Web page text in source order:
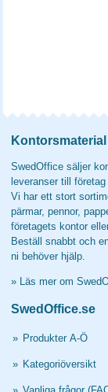
SwedOffice säljer
leveranser till
Vi har ett stort
pärmar, pennor,
företagets kontor
Beställ snabbt och
ni behöver hjälp.
» Läs mer om
SwedOffice.se
» Produkter A-Ö
» Kategoriöversikt